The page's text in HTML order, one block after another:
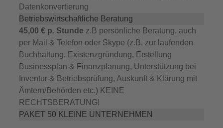
Datenkonvertierung
Betriebswirtschaftliche Beratung
45,00 € p. Stunde z.B persönliche Beratung, auch
per Mail & Telefon oder Skype (z.B. zur laufenden
Buchhaltung, Existenzgründung, Erstellung
Businessplan & Finanzplanung, Unterstützung bei
Inventur & Betriebsprüfung, Auskunft & Klärung mit
Ämtern/Behörden etc.) KEINE
RECHTSBERATUNG!
PAKET 50 KLEINE UNTERNEHMEN